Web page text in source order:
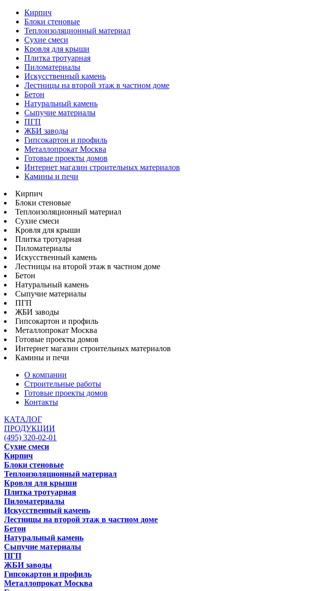
Кирпич
Блоки стеновые
Теплоизоляционный материал
Сухие смеси
Кровля для крыши
Плитка тротуарная
Пиломатериалы
Искусственный камень
Лестницы на второй этаж в частном доме
Бетон
Натуральный камень
Сыпучие материалы
ПГП
ЖБИ заводы
Гипсокартон и профиль
Металлопрокат Москва
Готовые проекты домов
Интернет магазин строительных материалов
Камины и печи
Кирпич
Блоки стеновые
Теплоизоляционный материал
Сухие смеси
Кровля для крыши
Плитка тротуарная
Пиломатериалы
Искусственный камень
Лестницы на второй этаж в частном доме
Бетон
Натуральный камень
Сыпучие материалы
ПГП
ЖБИ заводы
Гипсокартон и профиль
Металлопрокат Москва
Готовые проекты домов
Интернет магазин строительных материалов
Камины и печи
О компании
Строительные работы
Готовые проекты домов
Контакты
КАТАЛОГ
ПРОДУКЦИИ
(495) 320-02-01
Сухие смеси
Кирпич
Блоки стеновые
Теплоизоляционный материал
Кровля для крыши
Плитка тротуарная
Пиломатериалы
Искусственный камень
Лестницы на второй этаж в частном доме
Бетон
Натуральный камень
Сыпучие материалы
ПГП
ЖБИ заводы
Гипсокартон и профиль
Металлопрокат Москва